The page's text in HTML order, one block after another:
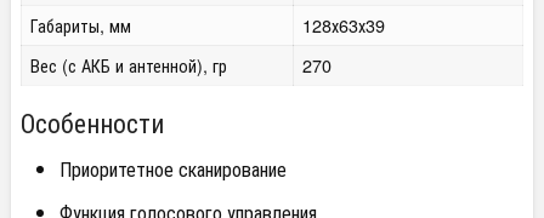
Габариты, мм
128х63х39
Вес (с АКБ и антенной), гр
270
Особенности
Приоритетное сканирование
Функция голосового управления